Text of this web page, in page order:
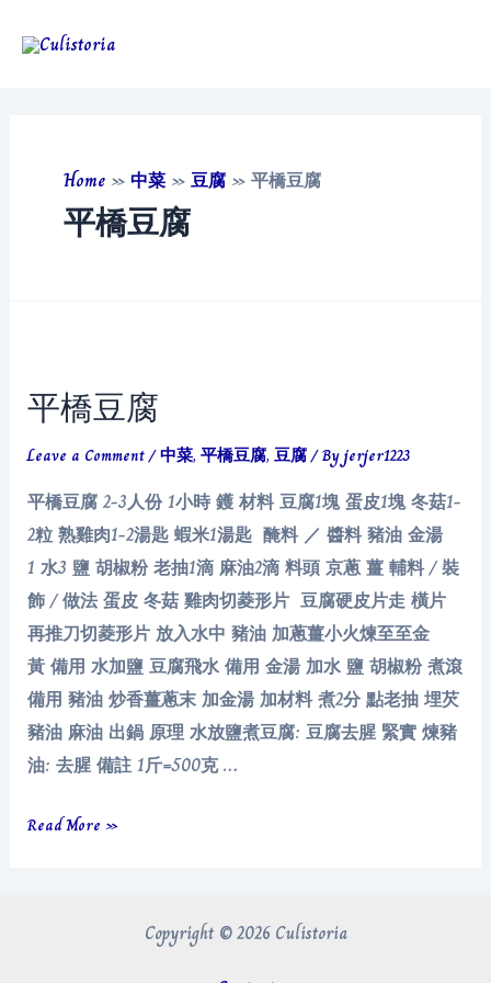
Home »中菜 »豆腐 »平橋豆腐
平橋豆腐
平橋豆腐
Leave a Comment/中菜,平橋豆腐,豆腐/ Byjerjer1223
平橋豆腐 2-3人份 1小時 鑊 材料 豆腐1塊 蛋皮1塊 冬菇1-
2粒 熟雞肉1-2湯匙 蝦米1湯匙 醃料 ／ 醬料 豬油 金湯
1 水3 鹽 胡椒粉 老抽1滴 麻油2滴 料頭 京蔥 薑 輔料 / 裝
飾 / 做法 蛋皮 冬菇 雞肉切菱形片 豆腐硬皮片走 橫片
再推刀切菱形片 放入水中 豬油 加蔥薑小火煉至至金
黃 備用 水加鹽 豆腐飛水 備用 金湯 加水 鹽 胡椒粉 煮滾
備用 豬油 炒香薑蔥末 加金湯 加材料 煮2分 點老抽 埋芡
豬油 麻油 出鍋 原理 水放鹽煮豆腐: 豆腐去腥 緊實 煉豬
油: 去腥 備註 1斤=500克 …
平
Read More »
Copyright © 2026 Culistoria